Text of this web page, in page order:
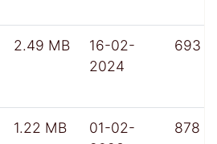
2.49 MB
16-02-
2024
693
1.22 MB
01-02-
878